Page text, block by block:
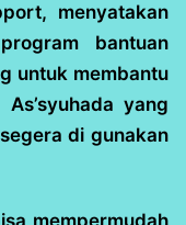
menyatakan
bantuan
untuk membantu
yang
di gunakan